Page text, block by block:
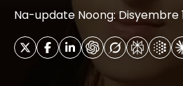
Na-update Noong: Disyembre